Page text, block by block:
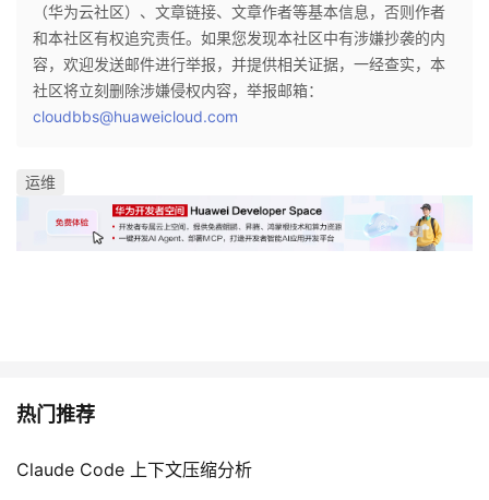
（华为云社区）、文章链接、文章作者等基本信息，否则作者
和本社区有权追究责任。如果您发现本社区中有涉嫌抄袭的内
容，欢迎发送邮件进行举报，并提供相关证据，一经查实，本
社区将立刻删除涉嫌侵权内容，举报邮箱：
cloudbbs@huaweicloud.com
运维
热门推荐
Claude Code 上下文压缩分析